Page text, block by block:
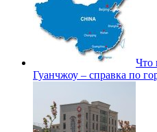
Что
Гуанчжоу – справка по